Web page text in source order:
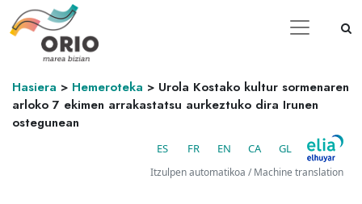
Hasiera > Hemeroteka > Urola Kostako kultur sormenaren
arloko 7 ekimen arrakastatsu aurkeztuko dira Irunen
ostegunean
ES FR EN CA GL
Itzulpen automatikoa / Machine translation